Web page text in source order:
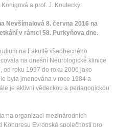
a prof. J. Koutecký.
Nevšímalová 8. června 2016 na
v rámci 58. Purkyňova dne.
na Fakultě všeobecného
na dnešní Neurologické klinice
od roku 1997 do roku 2006 jako
byla jmenována v roce 1984 a
je aktivní vědeckou a pedagogickou
na organizaci mezinárodních
Kongresu Evropské společnosti pro